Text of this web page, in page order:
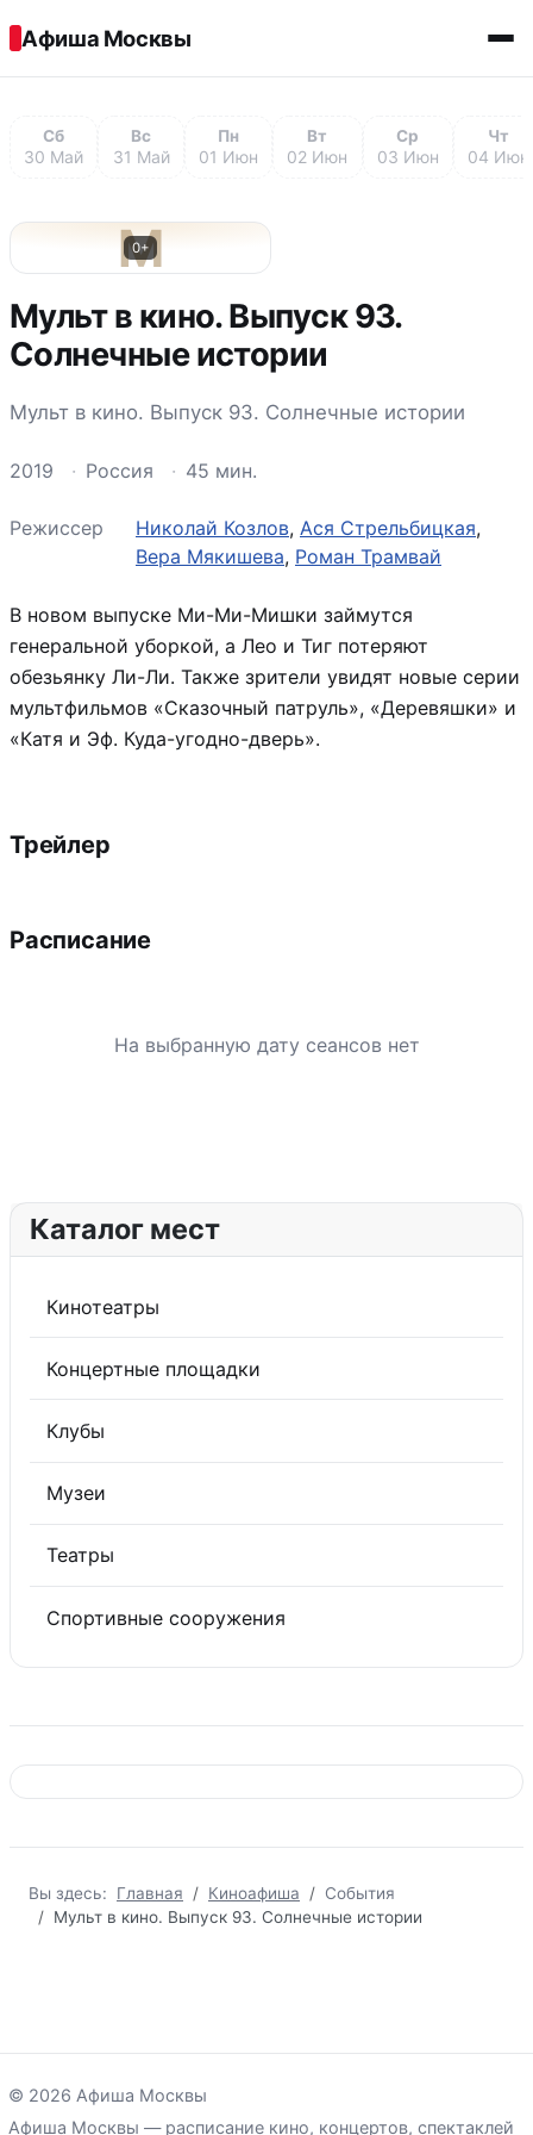
Афиша Москвы
Сб
30 Май
Вс
31 Май
Пн
01 Июн
Вт
02 Июн
Ср
03 Июн
Чт
04 Июн
М
0+
Мульт в кино. Выпуск 93.
Солнечные истории
Мульт в кино. Выпуск 93. Солнечные истории
2019 · Россия · 45 мин.
Режиссер Николай Козлов, Ася Стрельбицкая,
Вера Мякишева, Роман Трамвай
В новом выпуске Ми-Ми-Мишки займутся
генеральной уборкой, а Лео и Тиг потеряют
обезьянку Ли-Ли. Также зрители увидят новые серии
мультфильмов «Сказочный патруль», «Деревяшки» и
«Катя и Эф. Куда-угодно-дверь».
Трейлер
Расписание
На выбранную дату сеансов нет
Каталог мест
Кинотеатры
Концертные площадки
Клубы
Музеи
Театры
Спортивные сооружения
Вы здесь: Главная Киноафиша
События
Мульт в кино. Выпуск 93. Солнечные истории
© 2026 Афиша Москвы
Афиша Москвы — расписание кино, концертов, спектаклей